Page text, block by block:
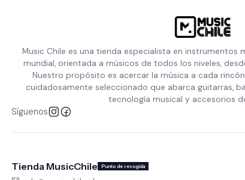
Music Chile es una tienda especialista en instrumentos
mundial, orientada a músicos de todos los niveles,
Nuestro propósito es acercar la música a cada
cuidadosamente seleccionado que abarca guitarras,
tecnología musical y accesorios
Síguenos
Tienda MusicChile Punto de recogida